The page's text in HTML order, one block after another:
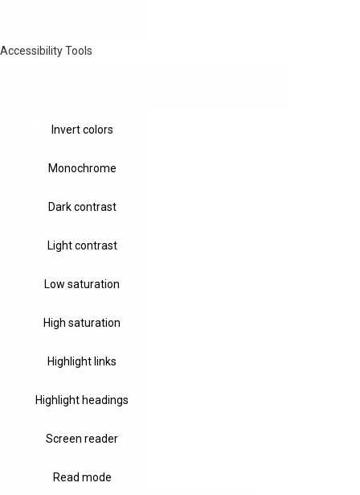
Accessibility Tools
Invert colors
Monochrome
Dark contrast
Light contrast
Low saturation
High saturation
Highlight links
Highlight headings
Screen reader
Read mode